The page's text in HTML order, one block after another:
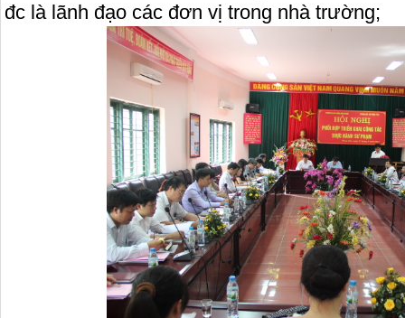
đc là lãnh đạo các đơn vị trong nhà trường;